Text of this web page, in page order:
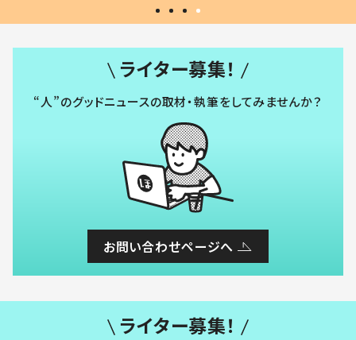
ライター募集！
“人”のグッドニュースの取材・執筆をしてみませんか？
お問い合わせページへ
ライター募集！